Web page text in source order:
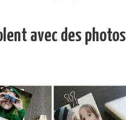
avec des photos